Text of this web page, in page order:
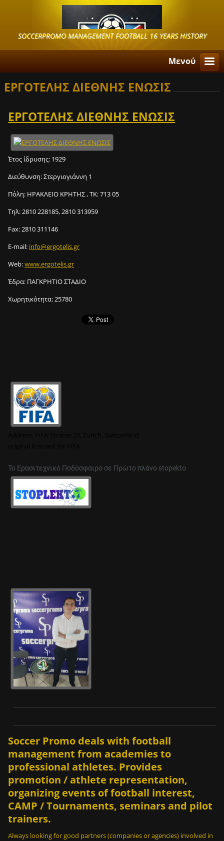
SOCCERPROMO MANAGEMENT FOOTBALL 16 YEARS HISTORY
Μενού
ΕΡΓΟΤΕΛΗΣ ΔΙΕΘΝΗΣ ΕΝΩΣΙΣ
ΕΡΓΟΤΕΛΗΣ ΔΙΕΘΝΗΣ ΕΝΩΣΙΣ
Έτος ίδρυσης: 1929
Διεύθυνση:Στεργιογιάννη 1
Πόλη: ΗΡΑΚΛΕΙΟ ΚΡΗΤΗΣ, ΤΚ:713 05
Τηλ:2810 228185, 2810 313959
Fax:2810 311146
E-mail: info@ergotelis.gr
Web:www.ergotelis.gr
Έδρα: ΠΑΓΚΡΗΤΙΟ ΣΤΑΔΙΟ
Χωρητικότητα:25780
Το Ερασιτεχνικό Ποδόσφαιρο σε Πρώτο πλάνο stopekto
Soccer Promo deals with football
management from academies to
professional athletes. Provides
promotion / athlete representation,
organizing events of football interest,
CAMP / Tournaments, seminars and pilot
trainers.
Always looking for good partners (companies or agencies) involved in